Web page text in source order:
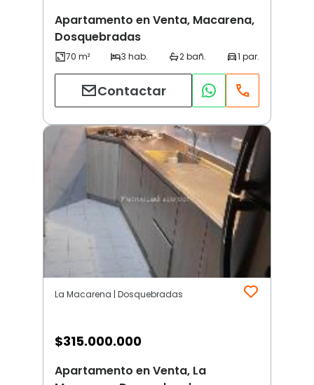
Apartamento en Venta, Macarena,
Dosquebradas
Contactar
La Macarena | Dosquebradas
$315.000.000
Apartamento en Venta, La